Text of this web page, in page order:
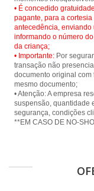
• É concedido
pagante, para a
antecedência, enviando
informando o número
da criança;
• Importante: Por
transação não
documento original com
mesmo documento;
• Atenção: A empresa
suspensão, quantidade
segurança, condições